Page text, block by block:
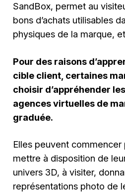
SandBox, permet au
bons d’achats utilisables
physiques de la marque,
Pour des raisons
cible client, certaines
choisir d’appréhender
agences virtuelles de
graduée.
Elles peuvent
mettre à disposition de
univers 3D, à visiter,
représentations photo de